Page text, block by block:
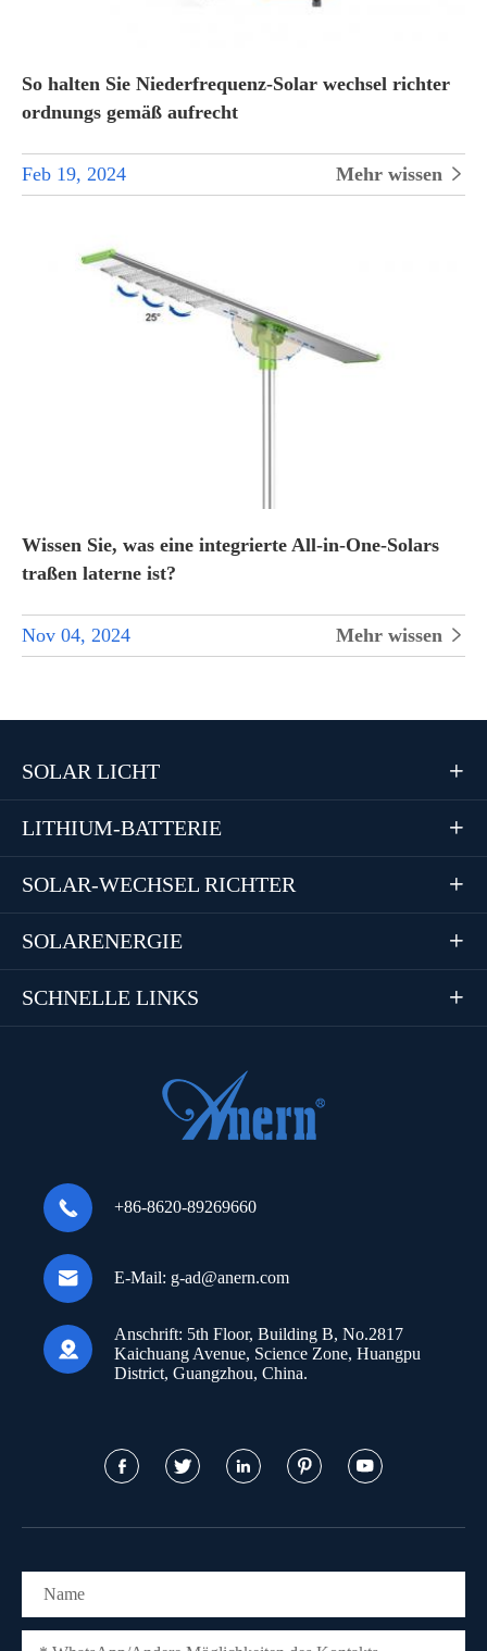
So halten Sie Niederfrequenz-Solar wechsel richter
ordnungs gemäß aufrecht
Feb 19, 2024 Mehr wissen 
Wissen Sie, was eine integrierte All-in-One-Solars
traßen laterne ist?
Nov 04, 2024 Mehr wissen 
SOLAR LICHT 
LITHIUM-BATTERIE 
SOLAR-WECHSEL RICHTER 
SOLARENERGIE 
SCHNELLE LINKS 
 +86-8620-89269660
 E-Mail: g-ad@anern.com

Anschrift: 5th Floor, Building B, No.2817
Kaichuang Avenue, Science Zone, Huangpu
District, Guangzhou, China.
    